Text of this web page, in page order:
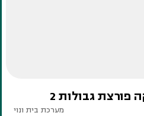
פורצת גבולות 2
מערכת בית ונוי